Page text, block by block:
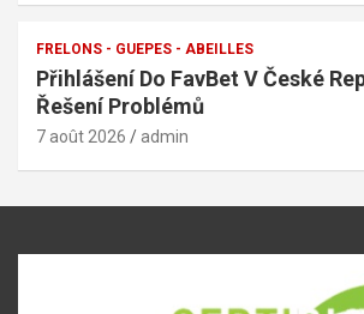
FRELONS - GUEPES - ABEILLES
Přihlášení Do FavBet V České
Řešení Problémů
7 août 2026 admin